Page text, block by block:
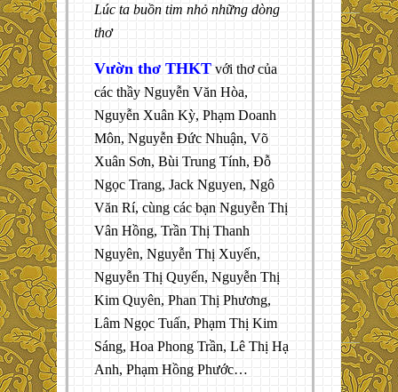
Lúc ta buồn tim nhỏ những dòng
thơ
Vườn thơ THKT với thơ của
các thầy Nguyễn Văn Hòa,
Nguyễn Xuân Kỳ, Phạm Doanh
Môn, Nguyễn Đức Nhuận, Võ
Xuân Sơn, Bùi Trung Tính, Đỗ
Ngọc Trang, Jack Nguyen, Ngô
Văn Rí, cùng các bạn Nguyễn Thị
Vân Hồng, Trần Thị Thanh
Nguyên, Nguyễn Thị Xuyến,
Nguyễn Thị Quyến, Nguyễn Thị
Kim Quyên, Phan Thị Phương,
Lâm Ngọc Tuấn, Phạm Thị Kim
Sáng, Hoa Phong Trần, Lê Thị Hạ
Anh, Phạm Hồng Phước…